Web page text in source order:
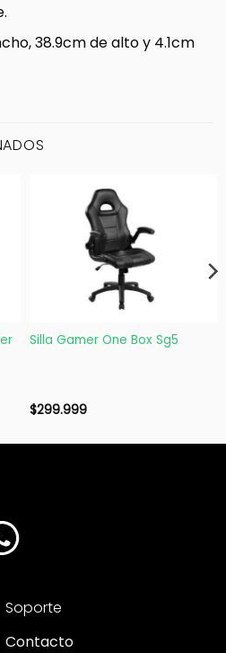
38.9cm de alto y 4.1cm
Silla Gamer One Box Sg5
$299.999
Soporte
Contacto